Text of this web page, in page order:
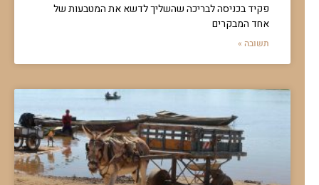
פקיד בכניסה לבריכה שהשליך לדשא את המטבעות של
אחד המבקרים
תשובה »